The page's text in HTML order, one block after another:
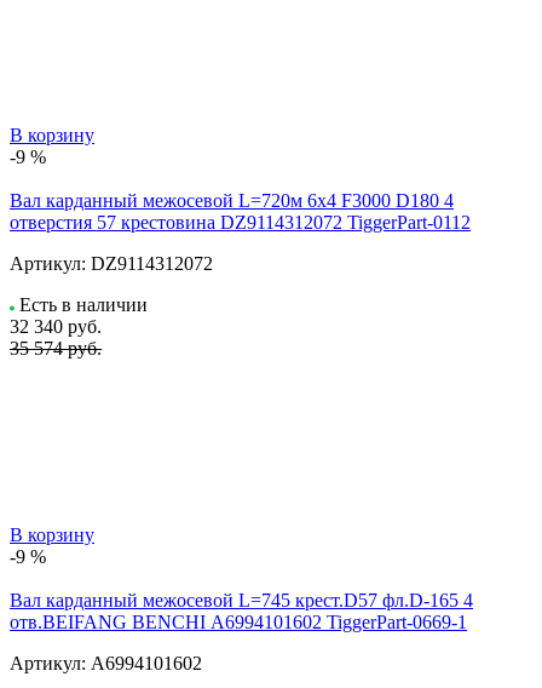
В корзину
-9 %
Вал карданный межосевой L=720м 6х4 F3000 D180 4
отверстия 57 крестовина DZ9114312072 TiggerPart-0112
Артикул: DZ9114312072
Есть в наличии
32 340 руб.
35 574 руб.
В корзину
-9 %
Вал карданный межосевой L=745 крест.D57 фл.D-165 4
отв.BEIFANG BENCHI А6994101602 TiggerPart-0669-1
Артикул: А6994101602